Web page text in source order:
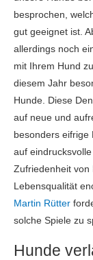
besprochen,
gut geeignet ist.
allerdings noch
mit Ihrem Hund
diesem Jahr
Hunde. Diese
auf neue und
besonders eifrige
auf
Zufriedenheit von
Lebensqualität
Martin Rütter
solche Spiele zu
Hunde